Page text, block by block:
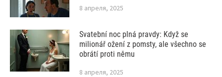
8 апреля, 2025
Svatební noc plná pravdy: Když se
milionář ožení z pomsty, ale všechno se
obrátí proti němu
8 апреля, 2025